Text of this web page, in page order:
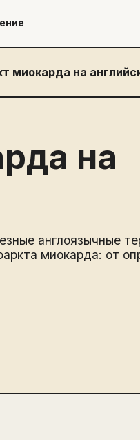
миокарда на
на
англоязычные
миокарда: от